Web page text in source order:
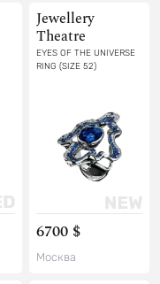
Jewellery
Theatre
EYES OF THE UNIVERSE
RING (SIZE 52)
6700 $
Москва